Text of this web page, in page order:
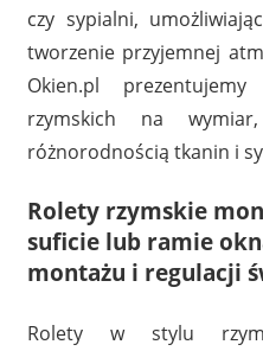
czy sypialni,
tworzenie przyjemnej
Okien.pl
rzymskich na
różnorodnością tkanin i
Rolety rzymskie
suficie lub ramie
montażu i regulacji
Rolety w stylu